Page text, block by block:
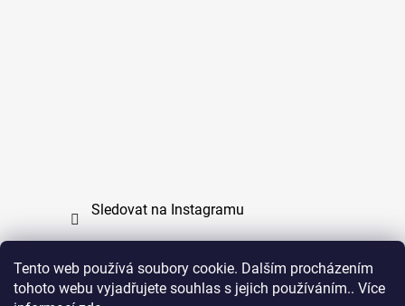
Tento web používá soubory cookie. Dalším procházením
tohoto webu vyjadřujete souhlas s jejich používáním.. Více
Sledovat na Instagramu